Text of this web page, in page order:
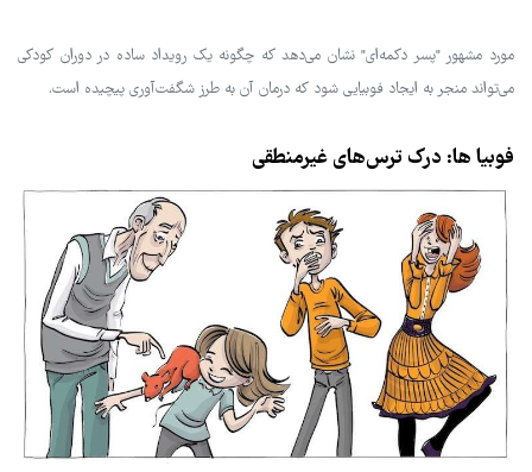
مورد مشهور "پسر دکمه‌ای" نشان می‌دهد که چگونه یک رویداد ساده در دوران کودکی
می‌تواند منجر به ایجاد فوبیایی شود که درمان آن به طرز شگفت‌آوری پیچیده است.
فوبیا ها: درک ترس‌های غیرمنطقی